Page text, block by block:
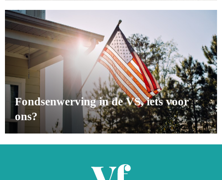
Fondsenwerving in de VS, iets voor
ons?